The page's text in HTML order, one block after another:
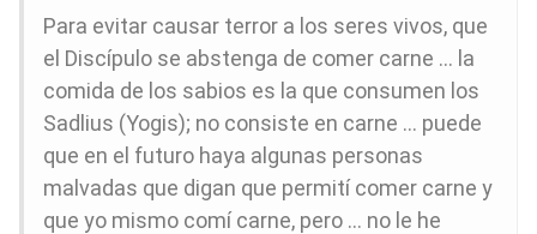
Para evitar causar terror a los seres vivos, que
el Discípulo se abstenga de comer carne … la
comida de los sabios es la que consumen los
Sadlius (Yogis); no consiste en carne … puede
que en el futuro haya algunas personas
malvadas que digan que permití comer carne y
que yo mismo comí carne, pero … no le he